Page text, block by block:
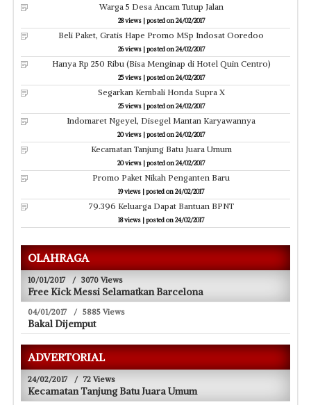
Warga 5 Desa Ancam Tutup Jalan
28 views|posted on 24/02/2017
Beli Paket, Gratis Hape Promo MSp Indosat Ooredoo
26 views|posted on 24/02/2017
Hanya Rp 250 Ribu (Bisa Menginap di Hotel Quin Centro)
25 views|posted on 24/02/2017
Segarkan Kembali Honda Supra X
25 views|posted on 24/02/2017
Indomaret Ngeyel, Disegel Mantan Karyawannya
20 views |posted on 24/02/2017
Kecamatan Tanjung Batu Juara Umum
20 views |posted on 24/02/2017
Promo Paket Nikah Penganten Baru
19 views |posted on 24/02/2017
79.396 Keluarga Dapat Bantuan BPNT
18 views |posted on 24/02/2017
OLAHRAGA
10/01/2017 / 3070 Views
Free Kick Messi Selamatkan Barcelona
04/01/2017 / 5885 Views
Bakal Dijemput
ADVERTORIAL
24/02/2017 / 72 Views
Kecamatan Tanjung Batu Juara Umum